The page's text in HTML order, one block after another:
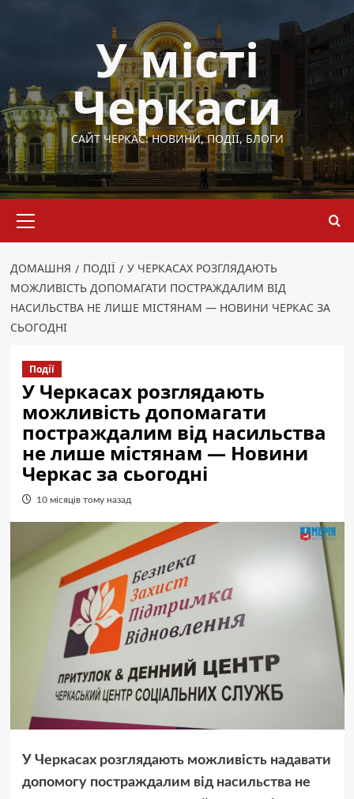
У місті
Черкаси
САЙТ ЧЕРКАС: НОВИНИ, ПОДІЇ, БЛОГИ
меню
ДОМАШНЯ ПОДІЇ
У ЧЕРКАСАХ РОЗГЛЯДАЮТЬ
МОЖЛИВІСТЬ ДОПОМАГАТИ ПОСТРАЖДАЛИМ ВІД
НАСИЛЬСТВА НЕ ЛИШЕ МІСТЯНАМ — НОВИНИ ЧЕРКАС ЗА
СЬОГОДНІ
Події
У Черкасах розглядають
можливість допомагати
постраждалим від насильства
не лише містянам — Новини
Черкас за сьогодні
10 місяців тому назад
У Черкасах розглядають можливість надавати
допомогу постраждалим від насильства не